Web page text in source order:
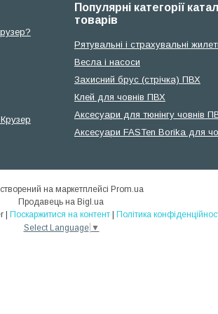
Популярні категорії
товарів
Рятувальні і страхувальні
Весла і насоси
Захисний брус (стрічка) ПВХ
Клей для човнів ПВХ
Аксесуари для тюнінгу човнів
Аксесуари FASTen Borika для
на маркетплейсі Prom.ua
Продавець на Bigl.ua
Поскаржитися на контент
Політика
Select Language ▼